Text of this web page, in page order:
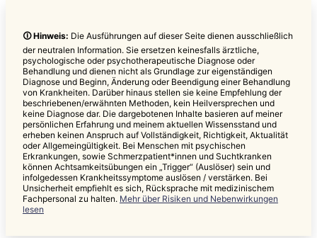
🛈Hinweis: Die Ausführungen auf dieser Seite dienen ausschließlich
der neutralen Information. Sie ersetzen keinesfalls ärztliche,
psychologische oder psychotherapeutische Diagnose oder
Behandlung und dienen nicht als Grundlage zur eigenständigen
Diagnose und Beginn, Änderung oder Beendigung einer Behandlung
von Krankheiten. Darüber hinaus stellen sie keine Empfehlung der
beschriebenen/erwähnten Methoden, kein Heilversprechen und
keine Diagnose dar. Die dargebotenen Inhalte basieren auf meiner
persönlichen Erfahrung und meinem aktuellen Wissensstand und
erheben keinen Anspruch auf Vollständigkeit, Richtigkeit, Aktualität
oder Allgemeingültigkeit. Bei Menschen mit psychischen
Erkrankungen, sowie Schmerzpatient*innen und Suchtkranken
können Achtsamkeitsübungen ein „Trigger“ (Auslöser) sein und
infolgedessen Krankheitssymptome auslösen / verstärken. Bei
Unsicherheit empfiehlt es sich, Rücksprache mit medizinischem
Fachpersonal zu halten. Mehr über Risiken und Nebenwirkungen
lesen